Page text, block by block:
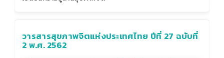
วารสารสุขภาพจิตแห่งประเทศไทย ปีที่ 27 ฉบับที่
2 พ.ศ. 2562